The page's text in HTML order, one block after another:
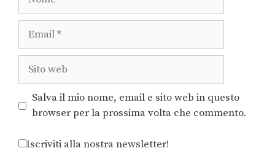
Salva il mio nome, email e sito web in questo
browser per la prossima volta che commento.
Iscriviti alla nostra newsletter!